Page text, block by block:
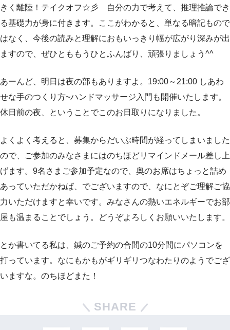
きく離陸！テイクオフ☆彡 自分の力で考えて、推理推論でき
る基礎力が身に付きます。ここがわかると、単なる暗記もので
はなく、今後の読みと理解におもいっきり幅が広がり深みが出
ますので、ぜひとももうひとふんばり、頑張りましょう^^
あーんど、明日は夜の部もありますよ。19:00～21:00 しあわ
せな手のつくり方~ハンドマッサージ入門も開催いたします。
休日前の夜、ということでこのお日取りになりました。
よくよく考えると、募集からだいぶ時間が経ってしまいました
ので、ご参加のみなさまにはのちほどリマインドメール差し上
げます。9名さまご参加予定なので、奥のお席はちょっと詰め
あっていただかねば、でございますので、なにとぞご理解ご協
力いただけますと幸いです。みなさんの熱いエネルギーでお部
屋も温まることでしょう。どうぞよろしくお願いいたします。
とか書いてる私は、鍼のご予約の合間の10分間にパソコンを
打っています。なにもかもがギリギリつなわたりのようでござ
いますな。のちほどまた！
SHARE